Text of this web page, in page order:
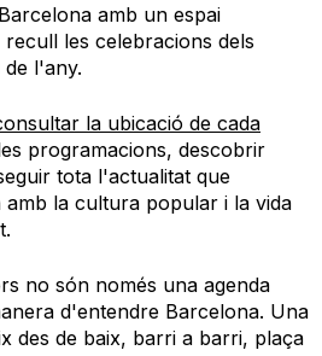
amb un espai
les celebracions dels
l'any.
la ubicació de cada
programacions, descobrir
tota l'actualitat que
amb la cultura popular i la vida
no són només una agenda
d'entendre Barcelona. Una
des de baix, barri a barri, plaça